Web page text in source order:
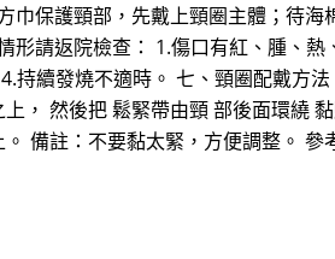
巾保護頸部，先戴上頸圈主體；待
形請返院檢查： 1.傷口有紅、腫、
持續發燒不適時。 七、頸圈配戴方
， 然後把 鬆緊帶由頸 部後面環繞
。 備註：不要黏太緊，方便調整。